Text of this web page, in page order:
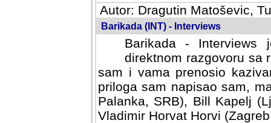
Autor: Dragutin Matoševic,
Barikada (INT) - Interviews
Barikada -
direktnom razgovoru sa
sam i vama prenosio
priloga sam napisao sam,
Palanka, SRB), Bill Kapelj
Vladimir Horvat Horvi